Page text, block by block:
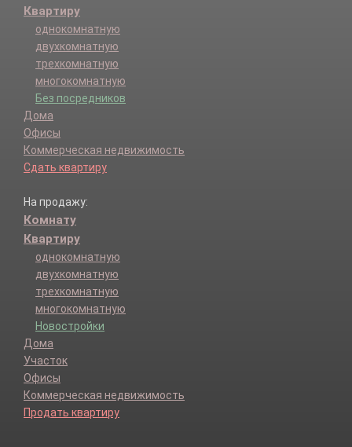
Квартиру
однокомнатную
двухкомнатную
трехкомнатную
многокомнатную
Без посредников
Дома
Офисы
Коммерческая недвижимость
Сдать квартиру
На продажу:
Комнату
Квартиру
однокомнатную
двухкомнатную
трехкомнатную
многокомнатную
Новостройки
Дома
Участок
Офисы
Коммерческая недвижимость
Продать квартиру